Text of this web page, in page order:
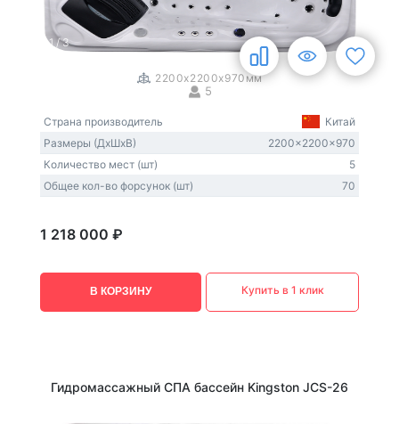
1/3
2200x2200x970мм
5
Страна производитель
Китай
Размеры (ДxШxВ)
2200x2200x970
Количество мест (шт)
5
Общее кол-во форсунок (шт)
70
1 218 000 ₽
В КОРЗИНУ Купить в 1 клик
Гидромассажный СПА бассейн Kingston JCS-26